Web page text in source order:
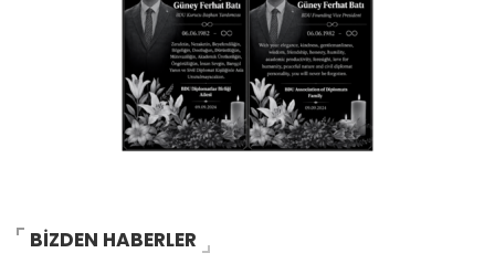
BİZDEN HABERLER